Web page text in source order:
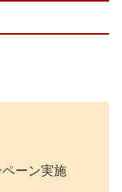
ーン実施